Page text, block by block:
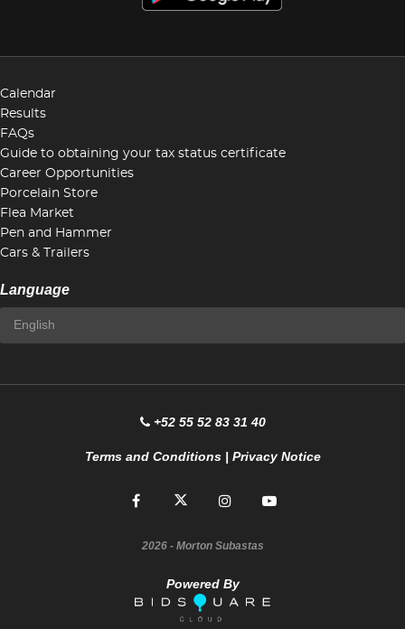
Calendar
Results
FAQs
Guide to obtaining your tax status certificate
Career Opportunities
Porcelain Store
Flea Market
Pen and Hammer
Cars & Trailers
Language
+52 55 52 83 31 40
Terms and Conditions| Privacy Notice
2026- Morton Subastas
Powered By